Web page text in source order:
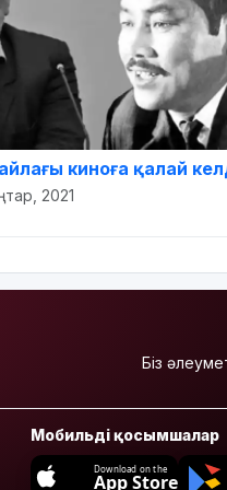
киноға қалай
2021
Біз
Мобильді қосымшалар
Download on the
App Store